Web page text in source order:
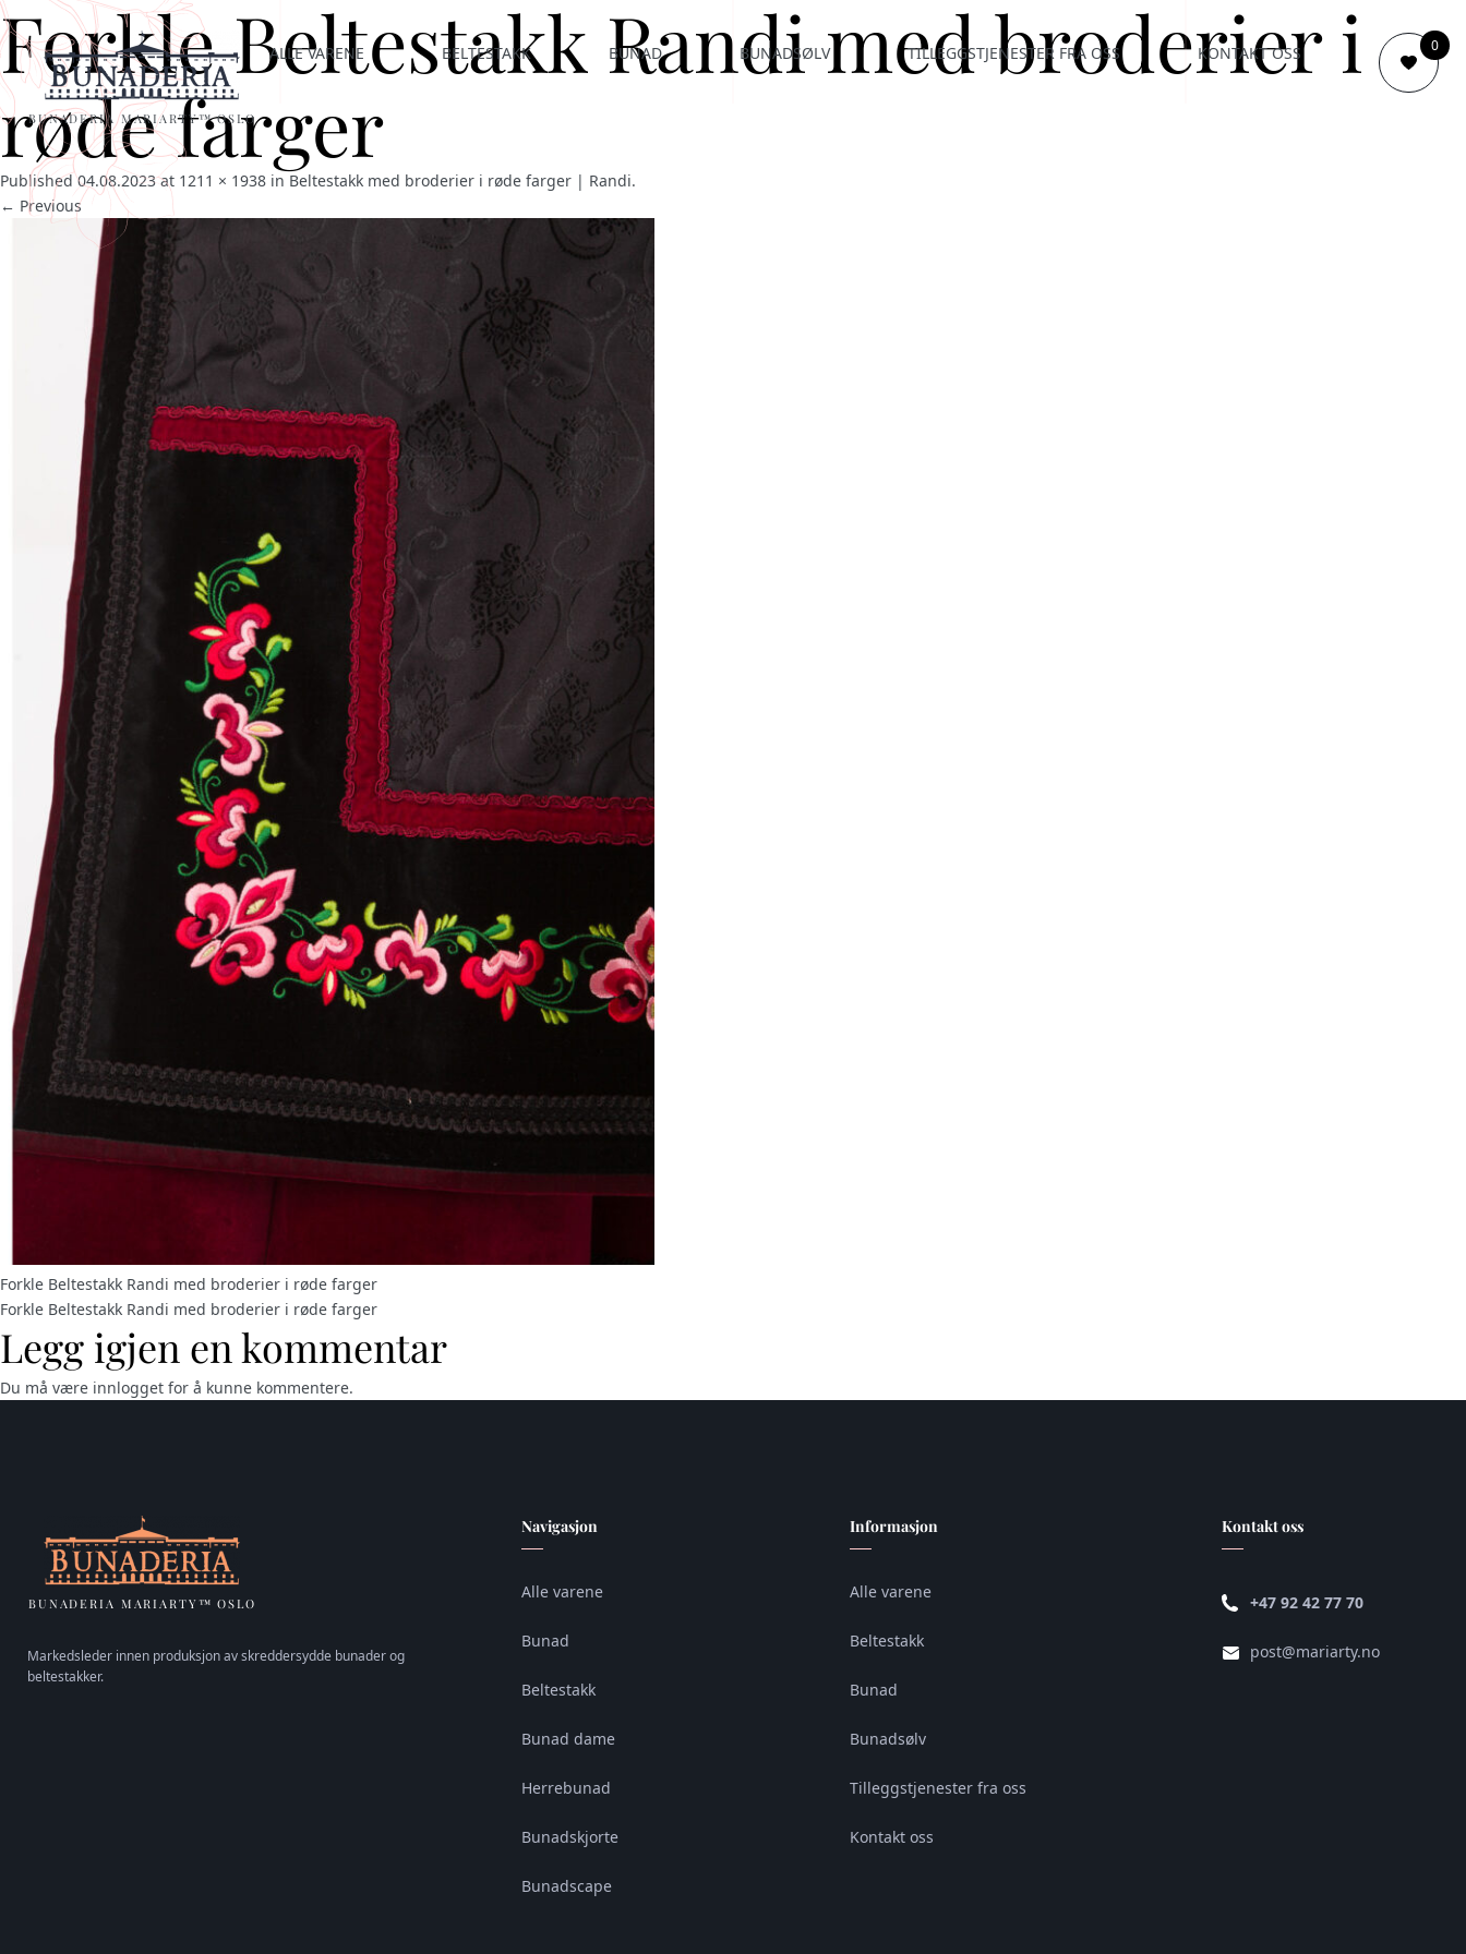
BUNADERIA MARIARTY™ OSLO
ALLE VARENE BELTESTAKK BUNAD BUNADSØLV TILLEGGSTJENESTER FRA OSS KONTAKT OSS 0
Forkle Beltestakk Randi med broderier i
røde farger
Published04.08.2023at 1211 × 1938 in Beltestakk med broderier i røde farger | Randi.
← Previous
Forkle Beltestakk Randi med broderier i røde farger
Forkle Beltestakk Randi med broderier i røde farger
Legg igjen en kommentar
Du må være innlogget for å kunne kommentere.
BUNADERIA MARIARTY™ OSLO
Markedsleder innen produksjon av skreddersydde bunader og
beltestakker.
Navigasjon
Alle varene
Bunad
Beltestakk
Bunad dame
Herrebunad
Bunadskjorte
Bunadscape
Informasjon
Alle varene
Beltestakk
Bunad
Bunadsølv
Tilleggstjenester fra oss
Kontakt oss
Kontakt oss
+47 92 42 77 70
post@mariarty.no